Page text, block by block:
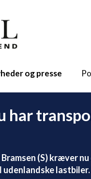
og presse
har
(S) kræver
lastbiler.